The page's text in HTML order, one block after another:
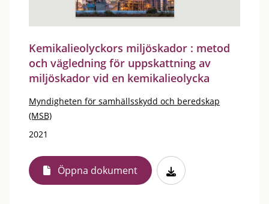
Kemikalieolyckors miljöskador : metod
och vägledning för uppskattning av
miljöskador vid en kemikalieolycka
Myndigheten för samhällsskydd och beredskap
(MSB)
2021
Öppna dokument